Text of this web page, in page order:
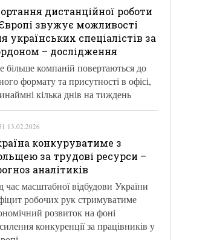
дистанційної роботи
звужує можливості
українських спеціалістів за
– дослідження
більше компаній повертаються до
формату та присутності в офісі,
кілька днів на тиждень
13.02.2026
конкуруватиме з
за трудові ресурси –
аналітиків
час масштабної відбудови України
робочих рук стримуватиме
розвиток на фоні
конкуренції за працівників у